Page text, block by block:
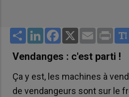
Share LinkedInFacebook
X Email Print
Vendanges : c'est parti !
Ça y est, les machines à
de vendangeurs sont sur le